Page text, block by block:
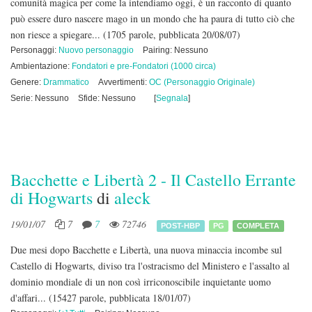
comunità magica per come la intendiamo oggi, è un racconto di quanto
può essere duro nascere mago in un mondo che ha paura di tutto ciò che
non riesce a spiegare... (1705 parole, pubblicata 20/08/07)
Personaggi: Nuovo personaggio
Pairing: Nessuno
Ambientazione: Fondatori e pre-Fondatori (1000 circa)
Genere: Drammatico Avvertimenti: OC (Personaggio Originale)
Serie: Nessuno
Sfide: Nessuno [Segnala]
Bacchette e Libertà 2 - Il Castello Errante
di Hogwartsdi aleck
19/01/07 7 7 72746 POST-HBP PG COMPLETA
Due mesi dopo Bacchette e Libertà, una nuova minaccia incombe sul
Castello di Hogwarts, diviso tra l'ostracismo del Ministero e l'assalto al
dominio mondiale di un non così irriconoscibile inquietante uomo
d'affari... (15427 parole, pubblicata 18/01/07)